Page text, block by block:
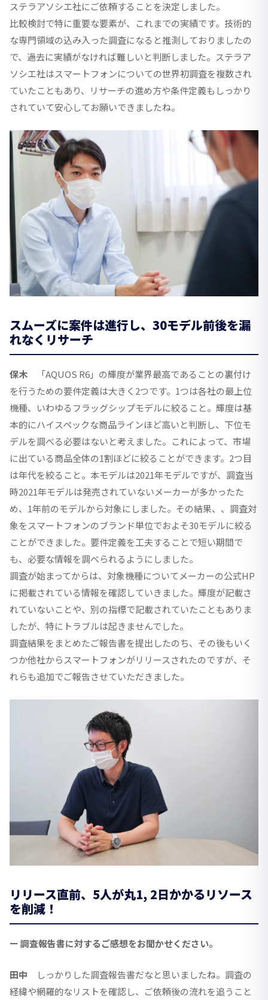
ステラアソシエ社にご依頼することを決定しました。
比較検討で特に重要な要素が、これまでの実績です。技術的
な専門領域の込み入った調査になると推測しておりましたの
で、過去に実績がなければ難しいと判断しました。ステラア
ソシエ社はスマートフォンについての世界初調査を複数され
ていたこともあり、リサーチの進め方や条件定義もしっかり
されていて安心してお願いできましたね。
スムーズに案件は進行し、30モデル前後を漏
れなくリサーチ
保木 「AQUOS R6」の輝度が業界最高であることの裏付け
を行うための要件定義は大きく2つです。1つは各社の最上位
機種、いわゆるフラッグシップモデルに絞ること。輝度は基
本的にハイスペックな商品ラインほど高いと判断し、下位モ
デルを調べる必要はないと考えました。これによって、市場
に出ている商品全体の1割ほどに絞ることができます。2つ目
は年代を絞ること。本モデルは2021年モデルですが、調査当
時2021年モデルは発売されていないメーカーが多かったた
め、1年前のモデルから対象にしました。その結果、、調査対
象をスマートフォンのブランド単位でおよそ30モデルに絞る
ことができました。要件定義を工夫することで短い期間で
も、必要な情報を調べられるようにしました。
調査が始まってからは、対象機種についてメーカーの公式HP
に掲載されている情報を確認していきました。輝度が記載さ
れていないことや、別の指標で記載されていたこともありま
したが、特にトラブルは起きませんでした。
調査結果をまとめたご報告書を提出したのち、その後もいく
つか他社からスマートフォンがリリースされたのですが、そ
れらも追加でご報告させていただきました。
リリース直前、5人が丸1, 2日かかるリソース
を削減！
ー 調査報告書に対するご感想をお聞かせください。
田中 しっかりした調査報告書だなと思いましたね。調査の
経緯や網羅的なリストを確認し、ご依頼後の流れを追うこと